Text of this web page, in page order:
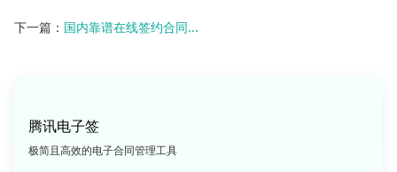
下一篇： 国内靠谱在线签约合同...
腾讯电子签
极简且高效的电子合同管理工具